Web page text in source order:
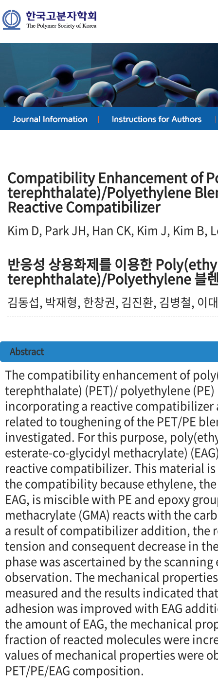
Compatibility Enhancement of
terephthalate)/Polyethylene
Reactive Compatibilizer
Kim D, Park JH, Han CK, Kim J, Kim B,
반응성 상용화제를 이용한
terephthalate)/Polyethylene 블렌
김동섭, 박재형, 한창권, 김진환, 김병철, 이
Abstract
The compatibility enhancement of
terephthalate) (PET)/ polyethylene
incorporating a reactive compatibilizer
related to toughening of the PET/PE
investigated. For this purpose,
esterate-co-glycidyl methacrylate)
reactive compatibilizer. This material
the compatibility because ethylene,
EAG, is miscible with PE and epoxy
methacrylate (GMA) reacts with the
a result of compatibilizer addition, the
tension and consequent decrease in
phase was ascertained by the
observation. The mechanical
measured and the results indicated
adhesion was improved with EAG
the amount of EAG, the mechanical
fraction of reacted molecules were
values of mechanical properties were
PET/PE/EAG composition.